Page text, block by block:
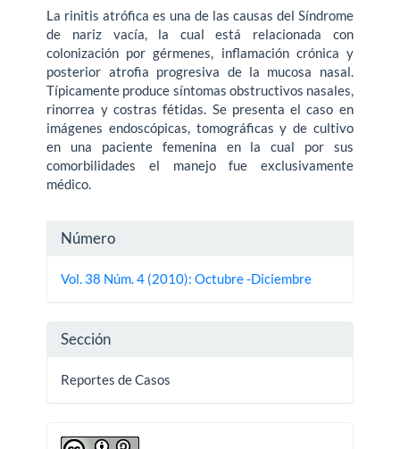
La rinitis atrófica es una de las causas del Síndrome
de nariz vacía, la cual está relacionada con
colonización por gérmenes, inflamación crónica y
posterior atrofia progresiva de la mucosa nasal.
Típicamente produce síntomas obstructivos nasales,
rinorrea y costras fétidas. Se presenta el caso en
imágenes endoscópicas, tomográficas y de cultivo
en una paciente femenina en la cual por sus
comorbilidades el manejo fue exclusivamente
médico.
Detalles
del
Número
Vol. 38 Núm. 4 (2010): Octubre -Diciembre
Sección
Reportes de Casos